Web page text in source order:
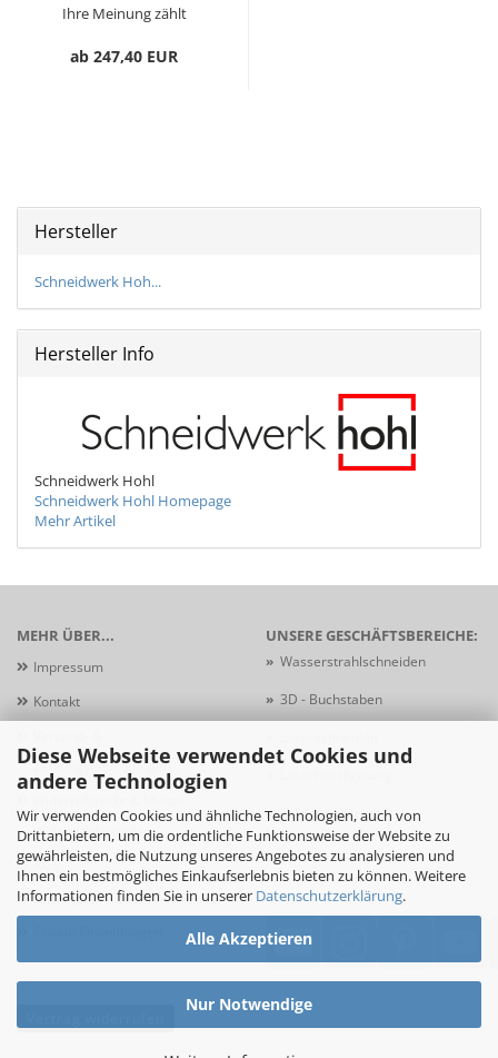
Diese Webseite verwendet Cookies und
andere Technologien
Wir verwenden Cookies und ähnliche Technologien, auch von
Drittanbietern, um die ordentliche Funktionsweise der Website zu
gewährleisten, die Nutzung unseres Angebotes zu analysieren und
Ihnen ein bestmögliches Einkaufserlebnis bieten zu können. Weitere
Informationen finden Sie in unserer Datenschutzerklärung.
Alle Akzeptieren
Nur Notwendige
Ihre Meinung zählt
ab 247,40 EUR
Hersteller
Schneidwerk Hoh...
Hersteller Info
Schneidwerk Hohl
Schneidwerk Hohl Homepage
Mehr Artikel
MEHR ÜBER...
Impressum
Kontakt
Zahlungsbedingungen
Widerrufsformular
AGB
Privatsphäre und Datenschutz
UNSERE GESCHÄFTSBEREICHE:
» Wasserstrahlschneiden
» 3D - Buchstaben
»Schildersysteme